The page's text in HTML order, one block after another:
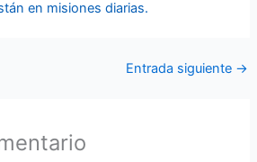
en misiones diarias.
Entrada siguiente →